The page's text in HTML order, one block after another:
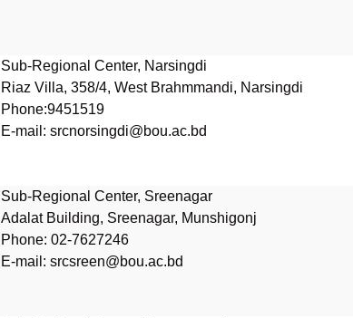
Sub-Regional Center, Narsingdi
Riaz Villa, 358/4, West Brahmmandi, Narsingdi
Phone:9451519
E-mail:srcnorsingdi@bou.ac.bd
Sub-Regional Center, Sreenagar
Adalat Building, Sreenagar, Munshigonj
Phone: 02-7627246
E-mail:srcsreen@bou.ac.bd